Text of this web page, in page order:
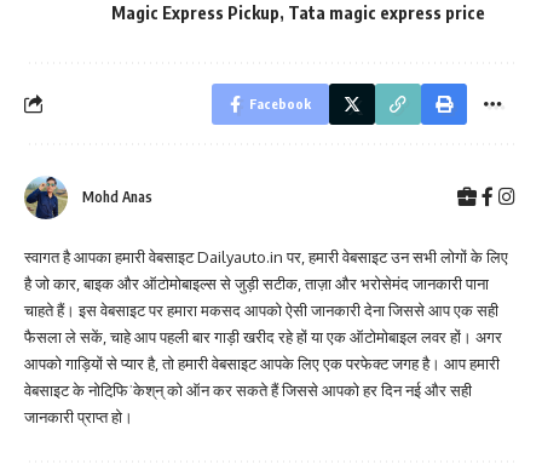
Magic Express Pickup, Tata magic express price
Facebook
Mohd Anas
स्वागत है आपका हमारी वेबसाइट Dailyauto.in पर, हमारी वेबसाइट उन सभी लोगों के लिए
है जो कार, बाइक और ऑटोमोबाइल्स से जुड़ी सटीक, ताज़ा और भरोसेमंद जानकारी पाना
चाहते हैं। इस वेबसाइट पर हमारा मकसद आपको ऐसी जानकारी देना जिससे आप एक सही
फैसला ले सकें, चाहे आप पहली बार गाड़ी खरीद रहे हों या एक ऑटोमोबाइल लवर हों। अगर
आपको गाड़ियों से प्यार है, तो हमारी वेबसाइट आपके लिए एक परफेक्ट जगह है। आप हमारी
वेबसाइट के नोटिफि़ˈकेश्‌न्‌ को ऑन कर सकते हैं जिससे आपको हर दिन नई और सही
जानकारी प्राप्त हो।